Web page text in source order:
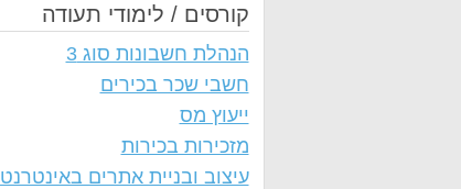
קורסים / לימודי תעודה
הנהלת חשבונות סוג 3
חשבי שכר בכירים
ייעוץ מס
מזכירות בכירות
עיצוב ובניית אתרים באינטרנט